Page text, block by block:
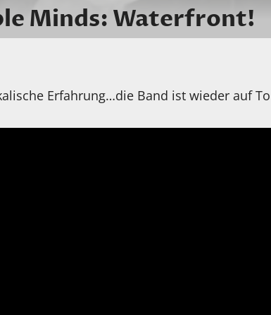
Minds: Waterfront!
Erfahrung…die Band ist wieder auf